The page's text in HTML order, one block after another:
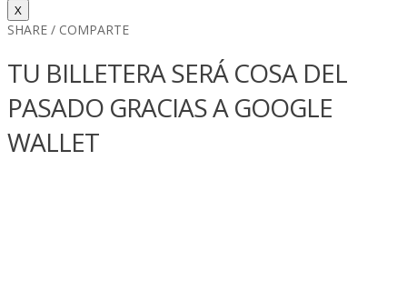
X
SHARE / COMPARTE
TU BILLETERA SERÁ COSA DEL
PASADO GRACIAS A GOOGLE
WALLET